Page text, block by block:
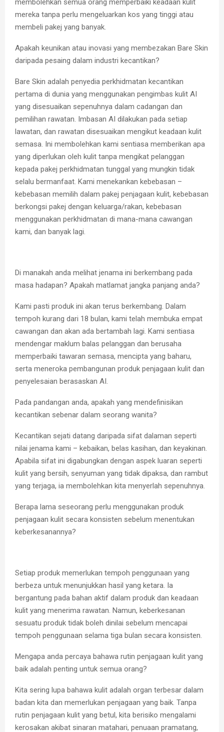
mereka tanpa perlu mengeluarkan kos yang tinggi atau
membeli pakej yang banyak.
Apakah keunikan atau inovasi yang membezakan Bare Skin
daripada pesaing dalam industri kecantikan?
Bare Skin adalah penyedia perkhidmatan kecantikan
pertama di dunia yang menggunakan pengimbas kulit AI
yang disesuaikan sepenuhnya dalam cadangan dan
pemilihan rawatan. Imbasan AI dilakukan pada setiap
lawatan, dan rawatan disesuaikan mengikut keadaan kulit
semasa. Ini membolehkan kami sentiasa memberikan apa
yang diperlukan oleh kulit tanpa mengikat pelanggan
kepada pakej perkhidmatan tunggal yang mungkin tidak
selalu bermanfaat. Kami menekankan kebebasan –
kebebasan memilih dalam pakej penjagaan kulit, kebebasan
berkongsi pakej dengan keluarga/rakan, kebebasan
menggunakan perkhidmatan di mana-mana cawangan
kami, dan banyak lagi.
Di manakah anda melihat jenama ini berkembang pada
masa hadapan? Apakah matlamat jangka panjang anda?
Kami pasti produk ini akan terus berkembang. Dalam
tempoh kurang dari 18 bulan, kami telah membuka empat
cawangan dan akan ada bertambah lagi. Kami sentiasa
mendengar maklum balas pelanggan dan berusaha
memperbaiki tawaran semasa, mencipta yang baharu,
serta meneroka pembangunan produk penjagaan kulit dan
penyelesaian berasaskan AI.
Pada pandangan anda, apakah yang mendefinisikan
kecantikan sebenar dalam seorang wanita?
Kecantikan sejati datang daripada sifat dalaman seperti
nilai jenama kami – kebaikan, belas kasihan, dan keyakinan.
Apabila sifat ini digabungkan dengan aspek luaran seperti
kulit yang bersih, senyuman yang tidak dipaksa, dan rambut
yang terjaga, ia membolehkan kita menyerlah sepenuhnya.
Berapa lama seseorang perlu menggunakan produk
penjagaan kulit secara konsisten sebelum menentukan
keberkesanannya?
Setiap produk memerlukan tempoh penggunaan yang
berbeza untuk menunjukkan hasil yang ketara. Ia
bergantung pada bahan aktif dalam produk dan keadaan
kulit yang menerima rawatan. Namun, keberkesanan
sesuatu produk tidak boleh dinilai sebelum mencapai
tempoh penggunaan selama tiga bulan secara konsisten.
Mengapa anda percaya bahawa rutin penjagaan kulit yang
baik adalah penting untuk semua orang?
Kita sering lupa bahawa kulit adalah organ terbesar dalam
badan kita dan memerlukan penjagaan yang baik. Tanpa
rutin penjagaan kulit yang betul, kita berisiko mengalami
kerosakan akibat sinaran matahari, penuaan pramatang,